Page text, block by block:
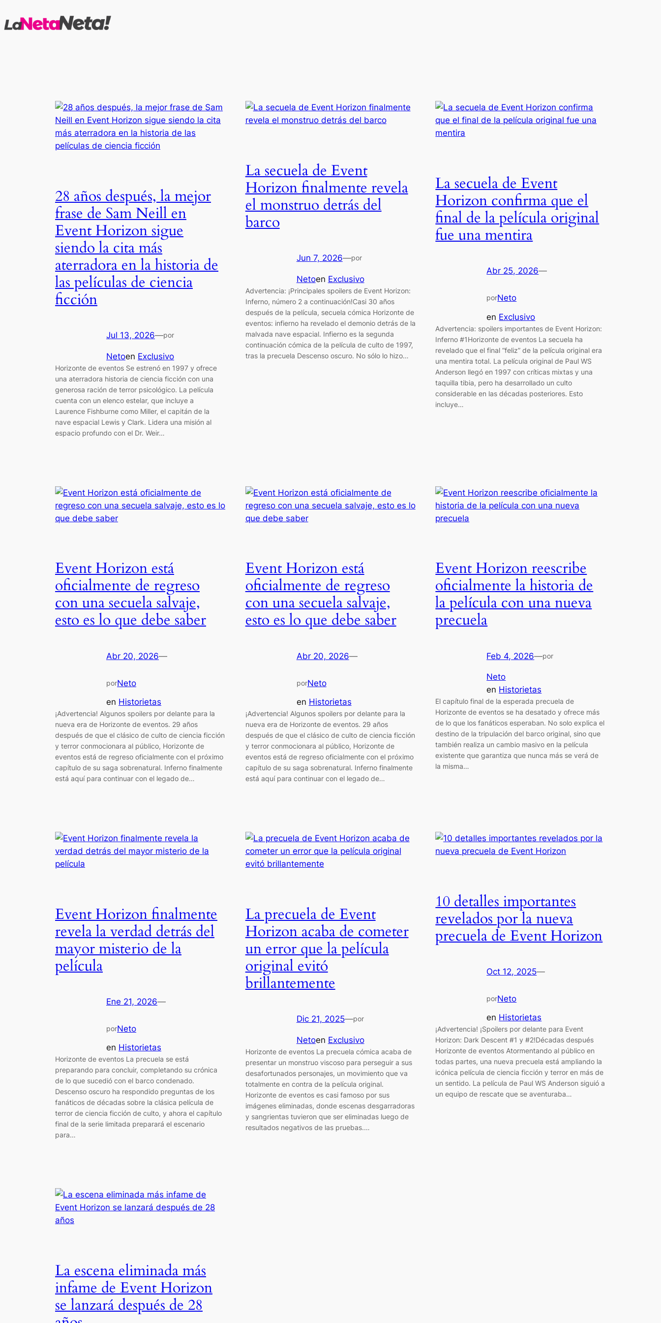
al
28 años después, la mejor
frase de Sam Neill en
Event Horizon sigue
siendo la cita más
aterradora en la historia de
las películas de ciencia
ficción
Jul 13, 2026—por
Netoen Exclusivo
Horizonte de eventos Se estrenó en 1997 y ofrece
una aterradora historia de ciencia ficción con una
generosa ración de terror psicológico. La película
cuenta con un elenco estelar, que incluye a
Laurence Fishburne como Miller, el capitán de la
nave espacial Lewis y Clark. Lidera una misión al
espacio profundo con el Dr. Weir…
La secuela de Event
Horizon finalmente revela
el monstruo detrás del
barco
Jun 7, 2026—por
Netoen Exclusivo
Advertencia: ¡Principales spoilers de Event Horizon:
Inferno, número 2 a continuación!Casi 30 años
después de la película, secuela cómica Horizonte de
eventos: infierno ha revelado el demonio detrás de la
malvada nave espacial. Infierno es la segunda
continuación cómica de la película de culto de 1997,
tras la precuela Descenso oscuro. No sólo lo hizo…
La secuela de Event
Horizon confirma que el
final de la película original
fue una mentira
Abr 25, 2026—
porNeto
en Exclusivo
Advertencia: spoilers importantes de Event Horizon:
Inferno #1Horizonte de eventos La secuela ha
revelado que el final “feliz” de la película original era
una mentira total. La película original de Paul WS
Anderson llegó en 1997 con críticas mixtas y una
taquilla tibia, pero ha desarrollado un culto
considerable en las décadas posteriores. Esto
incluye…
Event Horizon está
oficialmente de regreso
con una secuela salvaje,
esto es lo que debe saber
Abr 20, 2026—
porNeto
en Historietas
¡Advertencia! Algunos spoilers por delante para la
nueva era de Horizonte de eventos. 29 años
después de que el clásico de culto de ciencia ficción
y terror conmocionara al público, Horizonte de
eventos está de regreso oficialmente con el próximo
capítulo de su saga sobrenatural. Inferno finalmente
está aquí para continuar con el legado de…
Event Horizon está
oficialmente de regreso
con una secuela salvaje,
esto es lo que debe saber
Abr 20, 2026—
porNeto
en Historietas
¡Advertencia! Algunos spoilers por delante para la
nueva era de Horizonte de eventos. 29 años
después de que el clásico de culto de ciencia ficción
y terror conmocionara al público, Horizonte de
eventos está de regreso oficialmente con el próximo
capítulo de su saga sobrenatural. Inferno finalmente
está aquí para continuar con el legado de…
Event Horizon reescribe
oficialmente la historia de
la película con una nueva
precuela
Feb 4, 2026—por
Neto
en Historietas
El capítulo final de la esperada precuela de
Horizonte de eventos se ha desatado y ofrece más
de lo que los fanáticos esperaban. No solo explica el
destino de la tripulación del barco original, sino que
también realiza un cambio masivo en la película
existente que garantiza que nunca más se verá de
la misma…
Event Horizon finalmente
revela la verdad detrás del
mayor misterio de la
película
Ene 21, 2026—
porNeto
en Historietas
Horizonte de eventos La precuela se está
preparando para concluir, completando su crónica
de lo que sucedió con el barco condenado.
Descenso oscuro ha respondido preguntas de los
fanáticos de décadas sobre la clásica película de
terror de ciencia ficción de culto, y ahora el capítulo
final de la serie limitada preparará el escenario
para…
La precuela de Event
Horizon acaba de cometer
un error que la película
original evitó
brillantemente
Dic 21, 2025—por
Netoen Exclusivo
Horizonte de eventos La precuela cómica acaba de
presentar un monstruo viscoso para perseguir a sus
desafortunados personajes, un movimiento que va
totalmente en contra de la película original.
Horizonte de eventos es casi famoso por sus
imágenes eliminadas, donde escenas desgarradoras
y sangrientas tuvieron que ser eliminadas luego de
resultados negativos de las pruebas.…
10 detalles importantes
revelados por la nueva
precuela de Event Horizon
Oct 12, 2025—
porNeto
en Historietas
¡Advertencia! ¡Spoilers por delante para Event
Horizon: Dark Descent #1 y #2!Décadas después
Horizonte de eventos Atormentando al público en
todas partes, una nueva precuela está ampliando la
icónica película de ciencia ficción y terror en más de
un sentido. La película de Paul WS Anderson siguió a
un equipo de rescate que se aventuraba…
La escena eliminada más
infame de Event Horizon
se lanzará después de 28